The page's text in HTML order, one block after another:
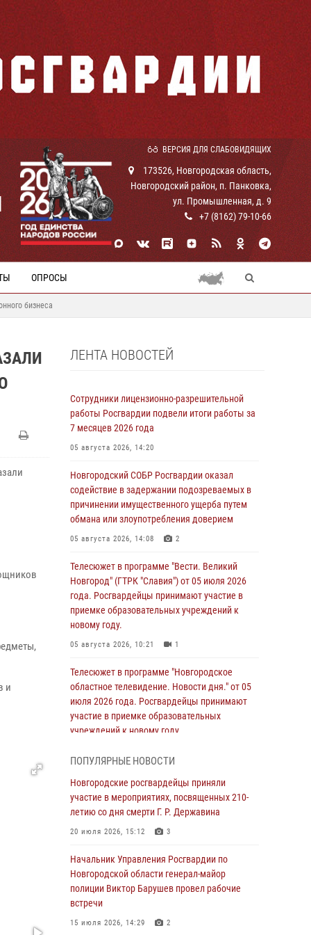
ВЕРСИЯ ДЛЯ СЛАБОВИДЯЩИХ
173526, Новгородская область,
Новгородский район, п. Панковка,
ул. Промышленная, д. 9
+7 (8162) 79-10-66
ОПРОСЫ
бизнеса
и
ЛЕНТА НОВОСТЕЙ
Сотрудники лицензионно-разрешительной
работы Росгвардии подвели итоги работы за
7 месяцев 2026 года
05 августа 2026, 14:20
Новгородский СОБР Росгвардии оказал
содействие в задержании подозреваемых в
причинении имущественного ущерба путем
обмана или злоупотребления доверием
05 августа 2026, 14:08 2
Телесюжет в программе "Вести. Великий
Новгород" (ГТРК "Славия") от 05 июля 2026
года. Росгвардейцы принимают участие в
приемке образовательных учреждений к
новому году.
05 августа 2026, 10:21 1
Телесюжет в программе "Новгородское
областное телевидение. Новости дня." от 05
июля 2026 года. Росгвардейцы принимают
участие в приемке образовательных
учреждений к новому году.
Росгвардейцы из Великого Новгорода стали
Чемпионате Северо-Западного округа
Сотрудники новгородской Росгвардии
встретились с детьми из детского лагеря
04 августа 2026, 09:13
ПОПУЛЯРНЫЕ НОВОСТИ
Новгородские росгвардейцы приняли
участие в мероприятиях, посвященных 210-
летию со дня смерти Г. Р. Державина
20 июля 2026, 15:12 3
Начальник Управления Росгвардии по
Новгородской области генерал-майор
полиции Виктор Барушев провел рабочие
встречи
15 июля 2026, 14:29 2